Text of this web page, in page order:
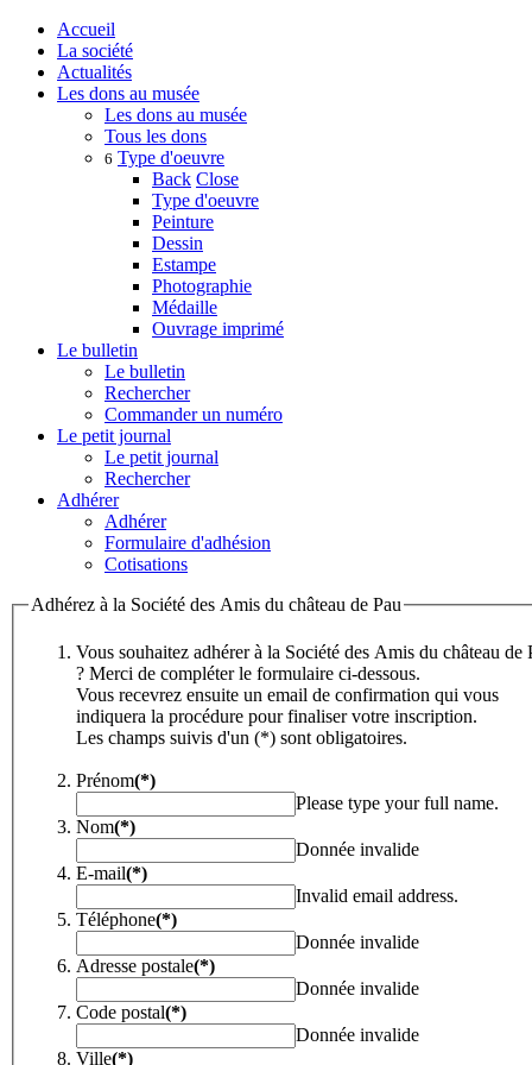
Accueil
La société
Actualités
Les dons au musée
Les dons au musée
Tous les dons
6 Type d'oeuvre
Back Close
Type d'oeuvre
Peinture
Dessin
Estampe
Photographie
Médaille
Ouvrage imprimé
Le bulletin
Le bulletin
Rechercher
Commander un numéro
Le petit journal
Le petit journal
Rechercher
Adhérer
Adhérer
Formulaire d'adhésion
Cotisations
Adhérez à la Société des Amis du château de Pau
Vous souhaitez adhérer à la Société des Amis du château de
? Merci de compléter le formulaire ci-dessous.
Vous recevrez ensuite un email de confirmation qui vous
indiquera la procédure pour finaliser votre inscription.
Les champs suivis d'un (*) sont obligatoires.
Prénom(*)
Please type your full name.
Nom(*)
Donnée invalide
E-mail(*)
Invalid email address.
Téléphone(*)
Donnée invalide
Adresse postale(*)
Donnée invalide
Code postal(*)
Donnée invalide
Ville(*)